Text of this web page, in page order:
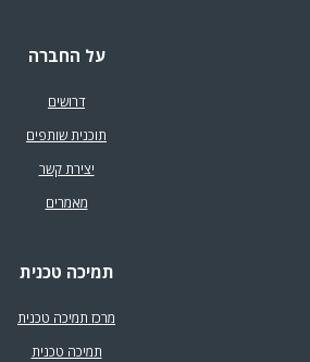
על החברה
דרושים
תוכנית שותפים
יצירת קשר
מאמרים
תמיכה טכנית
מרכז תמיכה טכנית
תמיכה טכנית